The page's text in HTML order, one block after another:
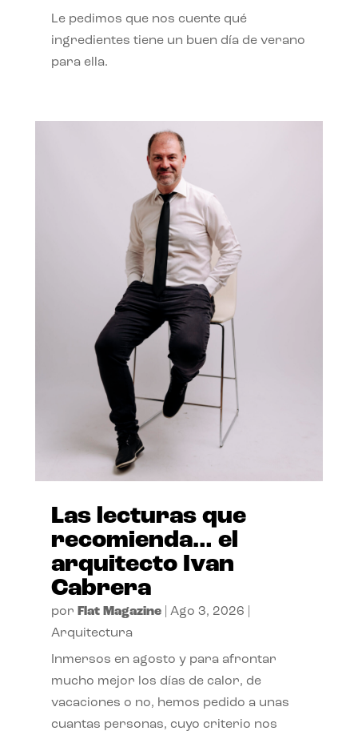
Le pedimos que nos cuente qué
ingredientes tiene un buen día de verano
para ella.
Las lecturas que
recomienda… el
arquitecto Ivan
Cabrera
por Flat Magazine| Ago 3, 2026
Arquitectura
Inmersos en agosto y para afrontar
mucho mejor los días de calor, de
vacaciones o no, hemos pedido a unas
cuantas personas, cuyo criterio nos